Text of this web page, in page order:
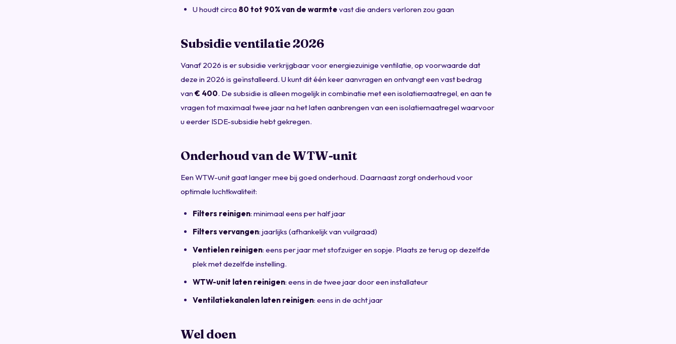
U houdt circa 80 tot 90% van de warmte vast die anders verloren zou gaan
Subsidie ventilatie 2026
Vanaf 2026 is er subsidie verkrijgbaar voor energiezuinige ventilatie, op voorwaarde dat
deze in 2026 is geïnstalleerd. U kunt dit één keer aanvragen en ontvangt een vast bedrag
van€ 400. De subsidie is alleen mogelijk in combinatie met een isolatiemaatregel, en aan te
vragen tot maximaal twee jaar na het laten aanbrengen van een isolatiemaatregel waarvoor
u eerder ISDE-subsidie hebt gekregen.
Onderhoud van de WTW-unit
Een WTW-unit gaat langer mee bij goed onderhoud. Daarnaast zorgt onderhoud voor
optimale luchtkwaliteit:
Filters reinigen: minimaal eens per half jaar
Filters vervangen: jaarlijks (afhankelijk van vuilgraad)
Ventielen reinigen: eens per jaar met stofzuiger en sopje. Plaats ze terug op dezelfde
plek met dezelfde instelling.
WTW-unit laten reinigen: eens in de twee jaar door een installateur
Ventilatiekanalen laten reinigen: eens in de acht jaar
Wel doen